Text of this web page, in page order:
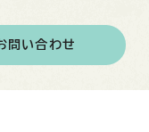
問い合わせ